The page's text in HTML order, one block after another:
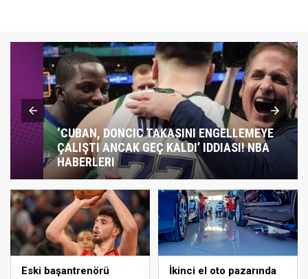
‘CUBAN, DONCIC TAKASINI ENGELLEMEYE
ÇALIŞTI ANCAK GEÇ KALDI’ IDDIASI! NBA
HABERLERI
Eski başantrenörü
İkinci el oto pazarında